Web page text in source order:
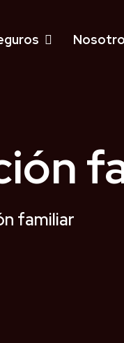
familiar